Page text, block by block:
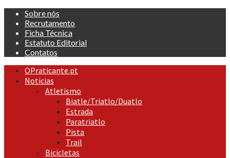
Skip
content
Sobre nós
Recrutamento
Ficha Técnica
Estatuto Editorial
Contatos
Primary
Menu
OPraticante.pt
Noticias
Atletismo
Biatle/Triatlo/Duatlo
Estrada
Paratriatlo
Pista
Trail
Bicicletas